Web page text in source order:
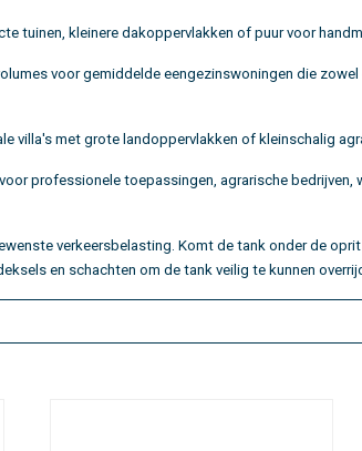
tuinen, kleinere dakoppervlakken of puur voor
voor gemiddelde eengezinswoningen die
villa's met grote landoppervlakken of kleinschalig
professionele toepassingen, agrarische
verkeersbelasting. Komt de tank onder de
en schachten om de tank veilig te kunnen